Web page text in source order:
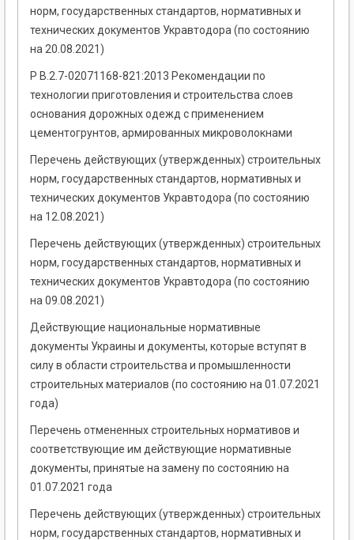
норм, государственных стандартов, нормативных и
технических документов Укравтодора (по состоянию
на 20.08.2021)
Р В.2.7-02071168-821:2013 Рекомендации по
технологии приготовления и строительства слоев
основания дорожных одежд с применением
цементогрунтов, армированных микроволокнами
Перечень действующих (утвержденных) строительных
норм, государственных стандартов, нормативных и
технических документов Укравтодора (по состоянию
на 12.08.2021)
Перечень действующих (утвержденных) строительных
норм, государственных стандартов, нормативных и
технических документов Укравтодора (по состоянию
на 09.08.2021)
Действующие национальные нормативные
документы Украины и документы, которые вступят в
силу в области строительства и промышленности
строительных материалов (по состоянию на 01.07.2021
года)
Перечень отмененных строительных нормативов и
соответствующие им действующие нормативные
документы, принятые на замену по состоянию на
01.07.2021 года
Перечень действующих (утвержденных) строительных
норм, государственных стандартов, нормативных и